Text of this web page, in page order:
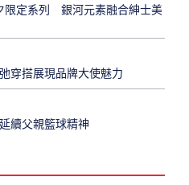
定系列 銀河元素融合紳士美
穿搭展現品牌大使魅力
續父親籃球精神